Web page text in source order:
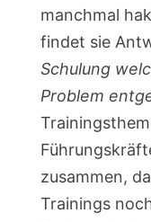
manchmal
findet sie
Schulung
Problem
zusammen,
Trainings